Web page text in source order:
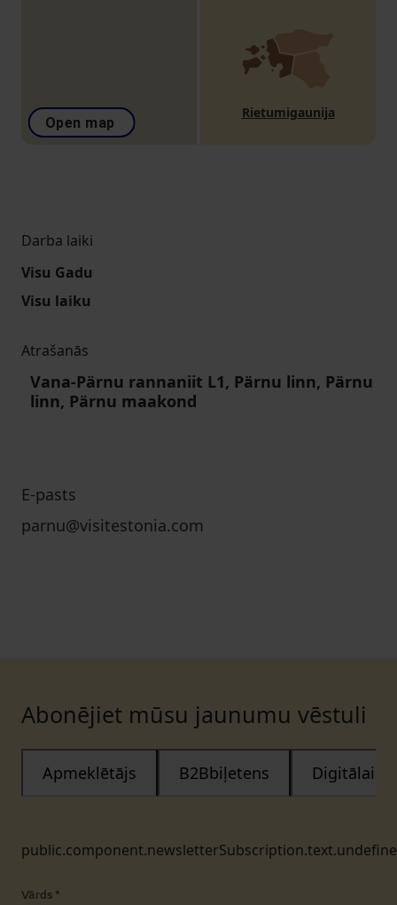
Open map
Rietumigaunija
Darba laiki
Visu Gadu
Visu laiku
Atrašanās
Vana-Pärnu rannaniit L1, Pärnu linn, Pärnu
linn, Pärnu maakond
E-pasts
parnu@visitestonia.com
Abonējiet mūsu jaunumu vēstuli
Apmeklētājs B2Bbiļetens Digitālais
Vārds *